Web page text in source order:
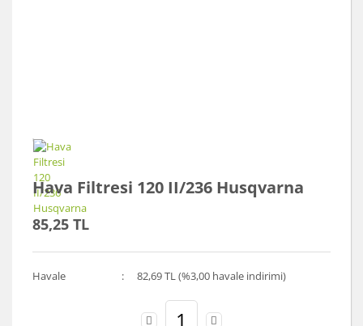
Hava Filtresi 120 II/236 Husqvarna
85,25 TL
Havale 82,69 TL (%3,00 havale indirimi)